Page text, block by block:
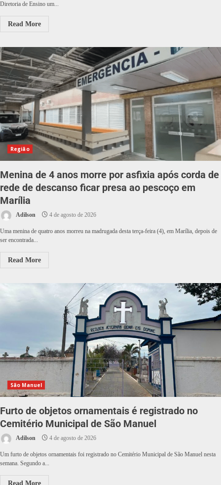
Diretoria de Ensino um...
Read More
Região
Menina de 4 anos morre por asfixia após corda de
rede de descanso ficar presa ao pescoço em
Marília
Adilson 4 de agosto de 2026
Uma menina de quatro anos morreu na madrugada desta terça-feira (4), em Marília, depois de
ser encontrada...
Read More
São Manuel
Furto de objetos ornamentais é registrado no
Cemitério Municipal de São Manuel
Adilson 4 de agosto de 2026
Um furto de objetos ornamentais foi registrado no Cemitério Municipal de São Manuel nesta
semana. Segundo a...
Read More